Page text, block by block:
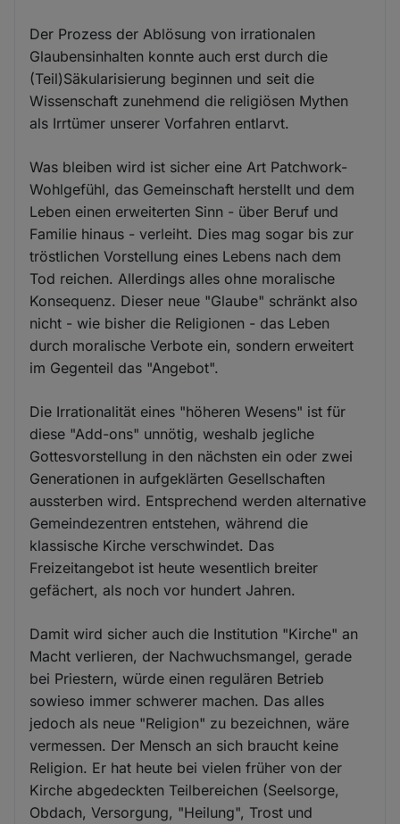
Der Prozess der Ablösung von irrationalen
Glaubensinhalten konnte auch erst durch die
(Teil)Säkularisierung beginnen und seit die
Wissenschaft zunehmend die religiösen Mythen
als Irrtümer unserer Vorfahren entlarvt.
Was bleiben wird ist sicher eine Art Patchwork-
Wohlgefühl, das Gemeinschaft herstellt und dem
Leben einen erweiterten Sinn - über Beruf und
Familie hinaus - verleiht. Dies mag sogar bis zur
tröstlichen Vorstellung eines Lebens nach dem
Tod reichen. Allerdings alles ohne moralische
Konsequenz. Dieser neue "Glaube" schränkt also
nicht - wie bisher die Religionen - das Leben
durch moralische Verbote ein, sondern erweitert
im Gegenteil das "Angebot".
Die Irrationalität eines "höheren Wesens" ist für
diese "Add-ons" unnötig, weshalb jegliche
Gottesvorstellung in den nächsten ein oder zwei
Generationen in aufgeklärten Gesellschaften
aussterben wird. Entsprechend werden alternative
Gemeindezentren entstehen, während die
klassische Kirche verschwindet. Das
Freizeitangebot ist heute wesentlich breiter
gefächert, als noch vor hundert Jahren.
Damit wird sicher auch die Institution "Kirche" an
Macht verlieren, der Nachwuchsmangel, gerade
bei Priestern, würde einen regulären Betrieb
sowieso immer schwerer machen. Das alles
jedoch als neue "Religion" zu bezeichnen, wäre
vermessen. Der Mensch an sich braucht keine
Religion. Er hat heute bei vielen früher von der
Kirche abgedeckten Teilbereichen (Seelsorge,
Obdach, Versorgung, "Heilung", Trost und